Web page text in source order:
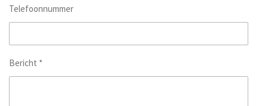
Telefoonnummer
Bericht *